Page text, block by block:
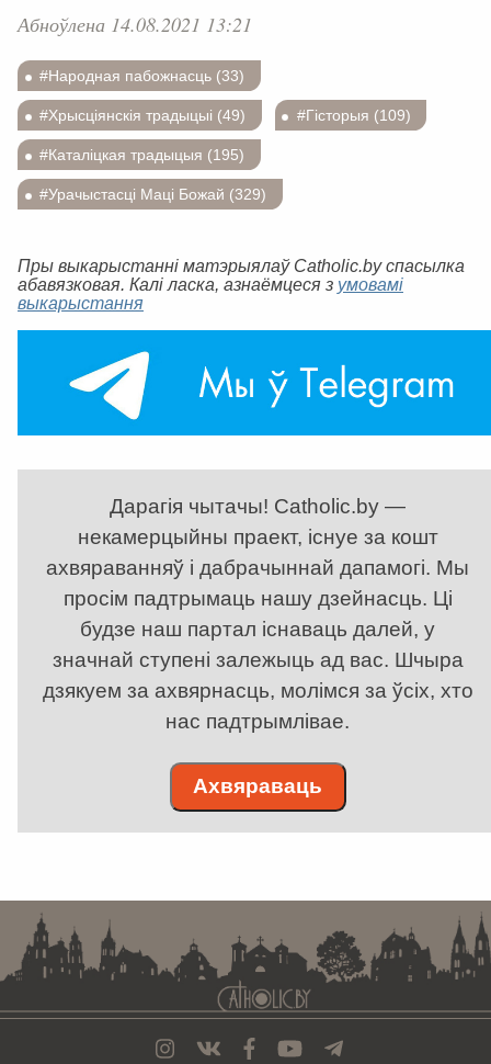
Абноўлена 14.08.2021 13:21
#Народная пабожнасць (33)
#Хрысціянскія традыцыі (49) #Гісторыя (109)
#Каталіцкая традыцыя (195)
#Урачыстасці Маці Божай (329)
Пры выкарыстанні матэрыялаў Catholic.by спасылка
абавязковая. Калі ласка, азнаёмцеся з умовамі
выкарыстання
Дарагія чытачы! Catholic.by —
некамерцыйны праект, існуе за кошт
ахвяраванняў і дабрачыннай дапамогі. Мы
просім падтрымаць нашу дзейнасць. Ці
будзе наш партал існаваць далей, у
значнай ступені залежыць ад вас. Шчыра
дзякуем за ахвярнасць, молімся за ўсіх, хто
нас падтрымлівае.
Ахвяраваць